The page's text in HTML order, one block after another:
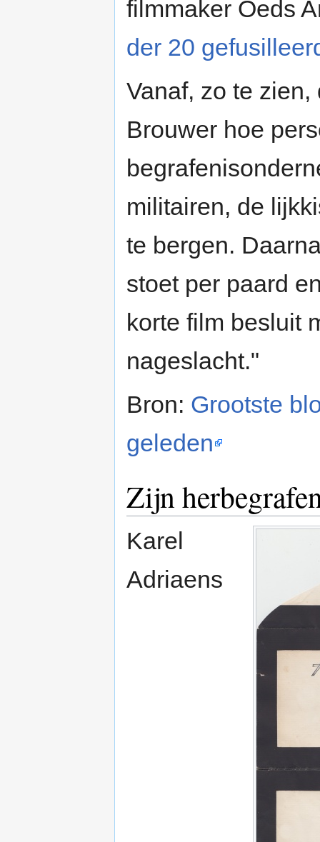
filmmaker Oeds
der 20
Vanaf, zo te
Brouwer hoe
militairen, de
te bergen.
stoet per paard
korte film besluit
nageslacht."
Bron: Grootste
geleden
Zijn
Karel
Adriaens